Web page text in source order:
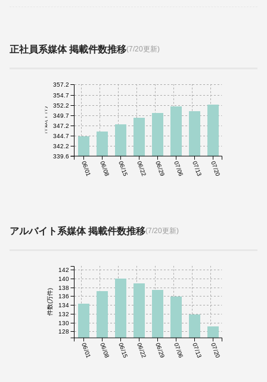
正社員系媒体 掲載件数推移(7/20更新)
06/01 06/08 06/15 06/22 06/29 07/06 07/13 07/20
件数(千件)
339.6
342.2
344.7
347.2
349.7
352.2
354.7
357.2
アルバイト系媒体 掲載件数推移(7/20更新)
06/01 06/08 06/15 06/22 06/29 07/06 07/13 07/20
件数(万件)
128
130
132
134
136
138
140
142